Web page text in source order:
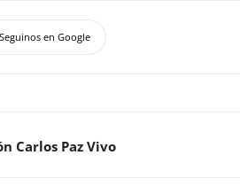
en Google
Carlos Paz Vivo